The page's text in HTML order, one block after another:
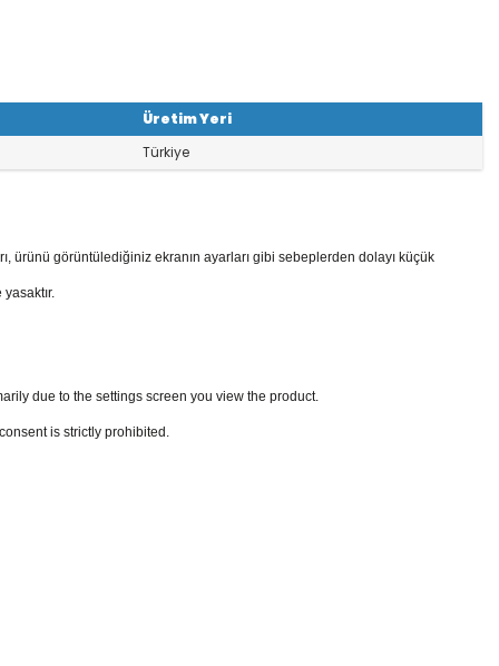
Üretim Yeri
Türkiye
ürünü görüntülediğiniz ekranın ayarları gibi sebeplerden dolayı küçük
due to the settings screen you view the product.
is strictly prohibited.